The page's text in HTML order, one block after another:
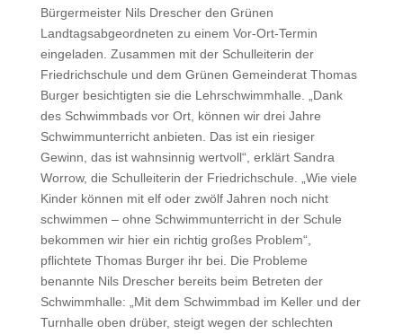
Bürgermeister Nils Drescher den Grünen
Landtagsabgeordneten zu einem Vor-Ort-Termin
eingeladen. Zusammen mit der Schulleiterin der
Friedrichschule und dem Grünen Gemeinderat Thomas
Burger besichtigten sie die Lehrschwimmhalle. „Dank
des Schwimmbads vor Ort, können wir drei Jahre
Schwimmunterricht anbieten. Das ist ein riesiger
Gewinn, das ist wahnsinnig wertvoll“, erklärt Sandra
Worrow, die Schulleiterin der Friedrichschule. „Wie viele
Kinder können mit elf oder zwölf Jahren noch nicht
schwimmen – ohne Schwimmunterricht in der Schule
bekommen wir hier ein richtig großes Problem“,
pflichtete Thomas Burger ihr bei. Die Probleme
benannte Nils Drescher bereits beim Betreten der
Schwimmhalle: „Mit dem Schwimmbad im Keller und der
Turnhalle oben drüber, steigt wegen der schlechten